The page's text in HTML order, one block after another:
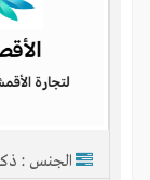
الجنس :